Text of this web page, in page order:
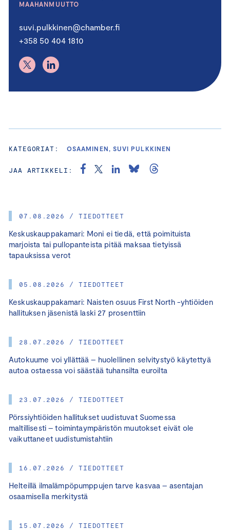
07.08.2026 / TIEDOTTEET
Keskuskauppakamari: Moni ei tiedä, että poimituista
marjoista tai pullopanteista pitää maksaa tietyissä
tapauksissa verot
05.08.2026 / TIEDOTTEET
Keskuskauppakamari: Naisten osuus First North -yhtiöiden
hallituksen jäsenistä laski 27 prosenttiin
28.07.2026 / TIEDOTTEET
Autokuume voi yllättää – huolellinen selvitystyö käytettyä
autoa ostaessa voi säästää tuhansilta euroilta
23.07.2026 / TIEDOTTEET
Pörssiyhtiöiden hallitukset uudistuvat Suomessa
maltillisesti – toimintaympäristön muutokset eivät ole
vaikuttaneet uudistumistahtiin
16.07.2026 / TIEDOTTEET
Helteillä ilmalämpöpumppujen tarve kasvaa – asentajan
osaamisella merkitystä
15.07.2026 / TIEDOTTEET
MAAHANMUUTTO
suvi.pulkkinen@chamber.fi
+358 50 404 1810
KATEGORIAT: OSAAMINEN, SUVI PULKKINEN
JAA ARTIKKELI: